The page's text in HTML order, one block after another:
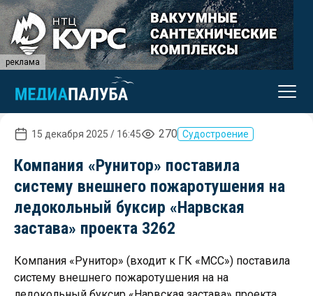
реклама
15 декабря 2025 / 16:45 270 Судостроение
Компания «Рунитор» поставила
систему внешнего пожаротушения на
ледокольный буксир «Нарвская
застава» проекта 3262
Компания «Рунитор» (входит к ГК «МСС») поставила
систему внешнего пожаротушения на на